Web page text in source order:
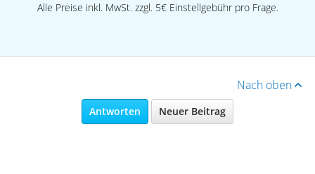
Alle Preise inkl. MwSt. zzgl. 5€ Einstellgebühr pro Frage.
Nach oben
Antworten Neuer Beitrag